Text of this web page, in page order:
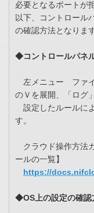
必要となるポートが
以下、コントロール
の確認方法となります
◆コントロールパネ
左メニュー ファ
のＶを展開、「ログ
設定したルールに
す。
クラウド操作方法
ールの一覧】
https://
◆OS上の設定の確認